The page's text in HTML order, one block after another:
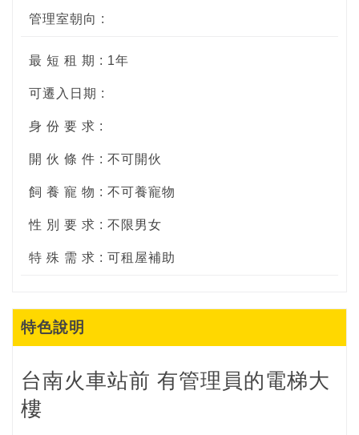
管理室朝向 :
最 短 租 期 : 1年
可遷入日期 :
身 份 要 求 :
開 伙 條 件 : 不可開伙
飼 養 寵 物 : 不可養寵物
性 別 要 求 : 不限男女
特 殊 需 求 : 可租屋補助
特色說明
台南火車站前 有管理員的電梯大
樓